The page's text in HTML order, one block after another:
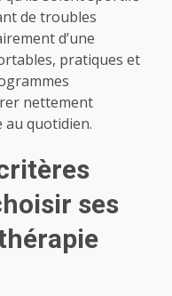
de troubles
d’une
pratiques et
nettement
au quotidien.
ses